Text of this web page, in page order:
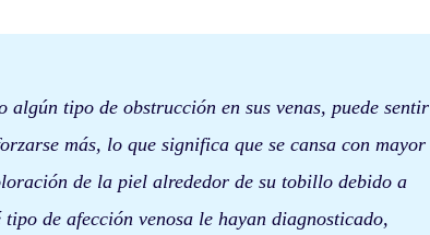
algún tipo de obstrucción en sus venas, puede sentir
más, lo que significa que se cansa con mayor
de la piel alrededor de su tobillo debido a
de afección venosa le hayan diagnosticado,